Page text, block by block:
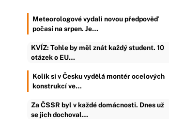
Meteorologové vydali novou předpověď
počasí na srpen. Je…
KVÍZ: Tohle by měl znát každý student. 10
otázek o EU…
Kolik si v Česku vydělá montér ocelových
konstrukcí ve…
Za ČSSR byl v každé domácnosti. Dnes už
se jich dochoval…